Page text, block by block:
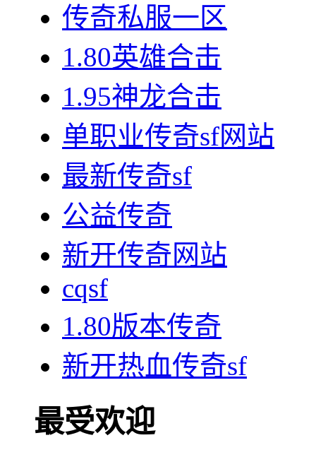
传奇私服一区
1.80英雄合击
1.95神龙合击
单职业传奇sf网站
最新传奇sf
公益传奇
新开传奇网站
cqsf
1.80版本传奇
新开热血传奇sf
最受欢迎